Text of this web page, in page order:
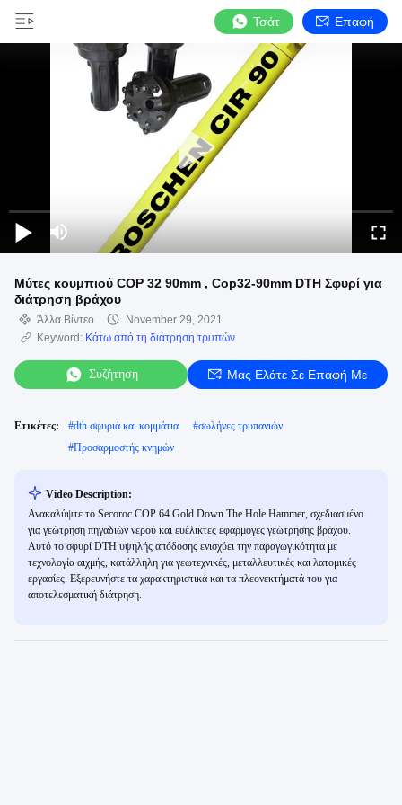
Τσάτ Επαφή
Μύτες κουμπιού COP 32 90mm , Cop32-90mm DTH Σφυρί για
διάτρηση βράχου
Άλλα Βίντεο
November 29, 2021
Keyword: Κάτω από τη διάτρηση τρυπών
Συζήτηση Μας Ελάτε Σε Επαφή Με
Ετικέτες: #dth σφυριά και κομμάτια #σωλήνες τρυπανιών
#Προσαρμοστής κνημών
Video Description:
Ανακαλύψτε το Secoroc COP 64 Gold Down The Hole Hammer, σχεδιασμένο
για γεώτρηση πηγαδιών νερού και ευέλικτες εφαρμογές γεώτρησης βράχου.
Αυτό το σφυρί DTH υψηλής απόδοσης ενισχύει την παραγωγικότητα με
τεχνολογία αιχμής, κατάλληλη για γεωτεχνικές, μεταλλευτικές και λατομικές
εργασίες. Εξερευνήστε τα χαρακτηριστικά και τα πλεονεκτήματά του για
αποτελεσματική διάτρηση.